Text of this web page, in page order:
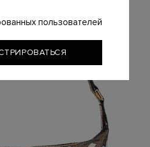
пользователей